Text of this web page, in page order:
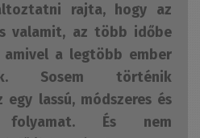
rajta, hogy az
valamit, az több időbe
a legtöbb ember
Sosem történik
egy lassú, módszeres és
folyamat. És nem